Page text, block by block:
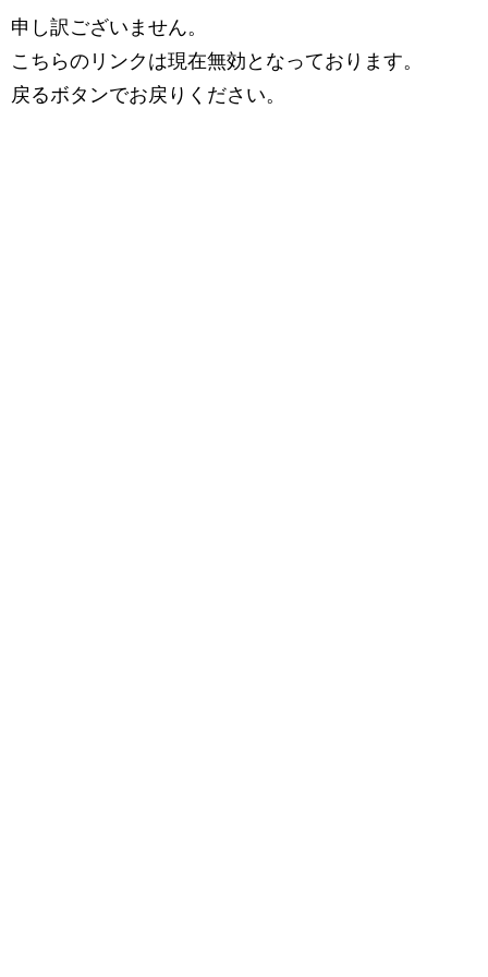
申し訳ございません。
こちらのリンクは現在無効となっております。
戻るボタンでお戻りください。